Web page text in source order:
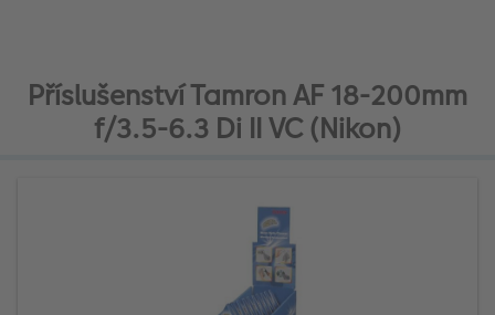
Příslušenství Tamron AF 18-200mm
f/3.5-6.3 Di II VC (Nikon)